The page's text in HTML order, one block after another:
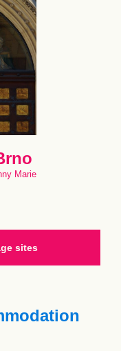
Marie
sites